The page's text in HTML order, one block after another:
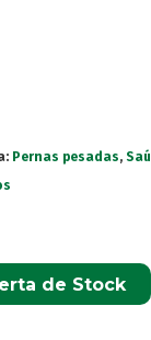
Pernas pesadas,
de Stock